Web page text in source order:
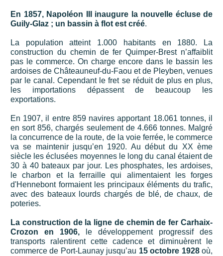
En 1857, Napoléon III inaugure la nouvelle écluse de
Guily-Glaz ; un bassin à flot est créé.
La population atteint 1.000 habitants en 1880. La
construction du chemin de fer Quimper-Brest n’affaiblit
pas le commerce. On charge encore dans le bassin les
ardoises de Châteauneuf-du-Faou et de Pleyben, venues
par le canal. Cependant le fret se réduit de plus en plus,
les importations dépassent de beaucoup les
exportations.
En 1907, il entre 859 navires apportant 18.061 tonnes, il
en sort 856, chargés seulement de 4.666 tonnes. Malgré
la concurrence de la route, de la voie ferrée, le commerce
va se maintenir jusqu’en 1920. Au début du XX ème
siècle les éclusées moyennes le long du canal étaient de
30 à 40 bateaux par jour. Les phosphates, les ardoises,
le charbon et la ferraille qui alimentaient les forges
d'Hennebont formaient les principaux éléments du trafic,
avec des bateaux lourds chargés de blé, de chaux, de
poteries.
La construction de la ligne de chemin de fer Carhaix-
Crozon en 1906,
le développement progressif des
transports ralentirent cette cadence et diminuèrent le
commerce de Port-Launay jusqu’au 15 octobre 1928où,